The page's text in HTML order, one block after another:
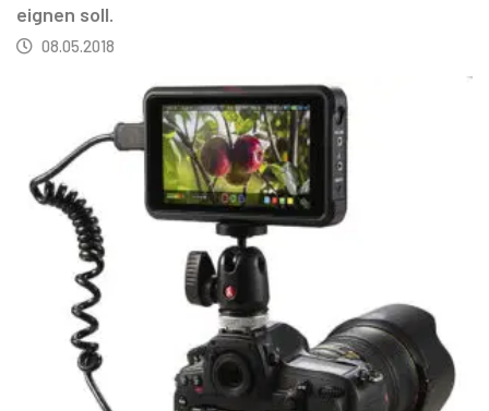
eignen soll.
08.05.2018